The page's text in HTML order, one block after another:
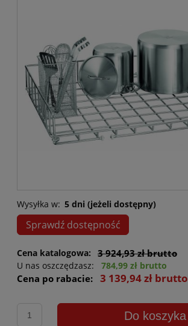
Wysyłka w: 5 dni (jeżeli dostępny)
Sprawdź dostępność
Cena katalogowa: 3 924,93 zł brutto
U nas oszczędzasz: 784,99 zł brutto
Cena po rabacie: 3 139,94 zł brutto
Do koszyka